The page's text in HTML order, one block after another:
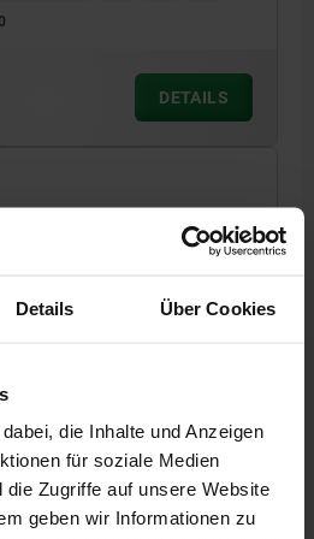
Details Über Cookies
die Inhalte und Anzeigen
für soziale Medien
die Zugriffe auf unsere Website
geben wir Informationen zu
DETAILS
A=60 B=84
C=72 D=60 E=19